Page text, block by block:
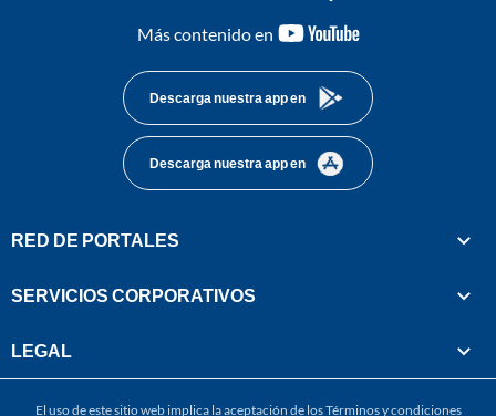
Más contenido en
youtube-
Descarga nuestra app en
Descarga nuestra app en
RED DE PORTALES
SERVICIOS CORPORATIVOS
LEGAL
El uso de este sitio web implica la aceptación de losTérminos y condiciones